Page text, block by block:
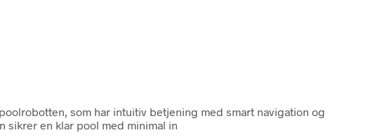
som har intuitiv betjening med smart navigation og
en klar pool med minimal in